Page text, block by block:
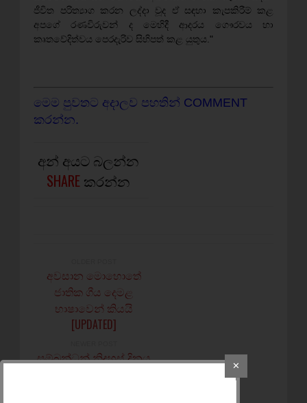
ජීවිත පරිත්‍යාග කරන ලද්දා වූද ඒ සඳහා කැපකිරීම් කළ
අපගේ රණවිරුවන් ද මෙහිදී ආදරය ගෞරවය හා
කෘතවේදිත්වය පෙරදැරිව සිහිපත් කළ යුතුය."
මෙම පුවතට අදාලව පහතින් COMMENT
කරන්න.
අන් අයට බලන්න
SHARE කරන්න
අවසාන මොහොතේ
ජාතික ගීය දෙමළ
භාෂාවෙන් කියයි
[UPDATED]
සම්බන්ධන් නිදහස් දිනය
✕